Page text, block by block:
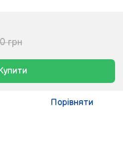
грн
Порівняти